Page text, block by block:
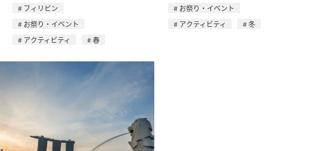
フィリピン
お祭り・イベント
アクティビティ
春
お祭り・イベント
アクティビティ
冬